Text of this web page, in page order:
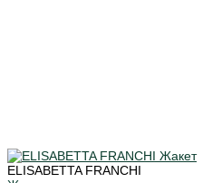
ELISABETTA FRANCHI